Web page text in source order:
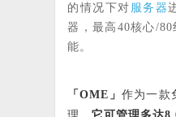
的情况下对 服务器
器，最高40核心/
能。
「OME」 作为一款